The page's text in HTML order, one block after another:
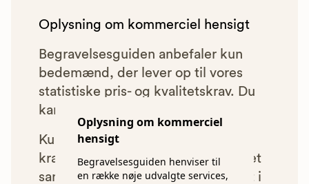
Oplysning om kommerciel
hensigt
Begravelsesguiden henviser til
en række nøje udvalgte services,
Oplysning om kommerciel hensigt
Begravelsesguiden anbefaler kun
bedemænd, der lever op til vores
statistiske pris- og kvalitetskrav. Du
kan læse mere om vores krav
Kun bedemænd der lever op til
kravene har mulighed for at indgå et
samarbejde med os om at blive vist i